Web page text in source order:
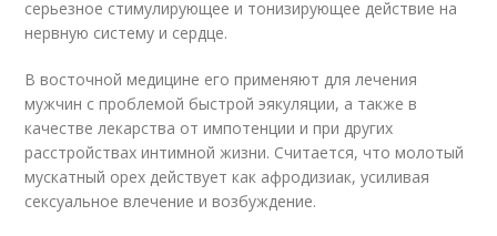
серьезное стимулирующее и тонизирующее действие на
нервную систему и сердце.
В восточной медицине его применяют для лечения
мужчин с проблемой быстрой эякуляции, а также в
качестве лекарства от импотенции и при других
расстройствах интимной жизни. Считается, что молотый
мускатный орех действует как афродизиак, усиливая
сексуальное влечение и возбуждение.